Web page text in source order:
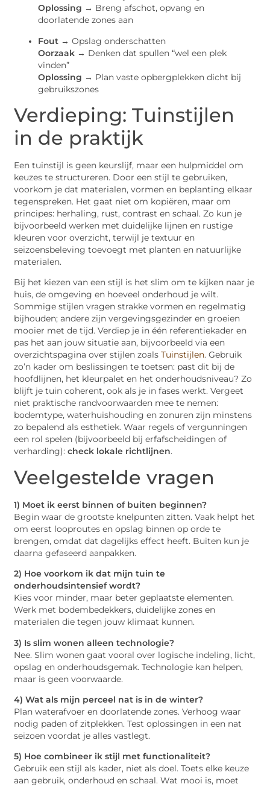
Oplossing → Breng afschot, opvang en
doorlatende zones aan
Fout → Opslag onderschatten
Oorzaak → Denken dat spullen “wel een plek
vinden”
Oplossing → Plan vaste opbergplekken dicht bij
gebruikszones
Verdieping: Tuinstijlen
in de praktijk
Een tuinstijl is geen keurslijf, maar een hulpmiddel om
keuzes te structureren. Door een stijl te gebruiken,
voorkom je dat materialen, vormen en beplanting elkaar
tegenspreken. Het gaat niet om kopiëren, maar om
principes: herhaling, rust, contrast en schaal. Zo kun je
bijvoorbeeld werken met duidelijke lijnen en rustige
kleuren voor overzicht, terwijl je textuur en
seizoensbeleving toevoegt met planten en natuurlijke
materialen.
Bij het kiezen van een stijl is het slim om te kijken naar je
huis, de omgeving en hoeveel onderhoud je wilt.
Sommige stijlen vragen strakke vormen en regelmatig
bijhouden; andere zijn vergevingsgezinder en groeien
mooier met de tijd. Verdiep je in één referentiekader en
pas het aan jouw situatie aan, bijvoorbeeld via een
overzichtspagina over stijlen zoalsTuinstijlen. Gebruik
zo’n kader om beslissingen te toetsen: past dit bij de
hoofdlijnen, het kleurpalet en het onderhoudsniveau? Zo
blijft je tuin coherent, ook als je in fases werkt. Vergeet
niet praktische randvoorwaarden mee te nemen:
bodemtype, waterhuishouding en zonuren zijn minstens
zo bepalend als esthetiek. Waar regels of vergunningen
een rol spelen (bijvoorbeeld bij erfafscheidingen of
verharding):check lokale richtlijnen.
Veelgestelde vragen
1) Moet ik eerst binnen of buiten beginnen?
Begin waar de grootste knelpunten zitten. Vaak helpt het
om eerst looproutes en opslag binnen op orde te
brengen, omdat dat dagelijks effect heeft. Buiten kun je
daarna gefaseerd aanpakken.
2) Hoe voorkom ik dat mijn tuin te
onderhoudsintensief wordt?
Kies voor minder, maar beter geplaatste elementen.
Werk met bodembedekkers, duidelijke zones en
materialen die tegen jouw klimaat kunnen.
3) Is slim wonen alleen technologie?
Nee. Slim wonen gaat vooral over logische indeling, licht,
opslag en onderhoudsgemak. Technologie kan helpen,
maar is geen voorwaarde.
4) Wat als mijn perceel nat is in de winter?
Plan waterafvoer en doorlatende zones. Verhoog waar
nodig paden of zitplekken. Test oplossingen in een nat
seizoen voordat je alles vastlegt.
5) Hoe combineer ik stijl met functionaliteit?
Gebruik een stijl als kader, niet als doel. Toets elke keuze
aan gebruik, onderhoud en schaal. Wat mooi is, moet